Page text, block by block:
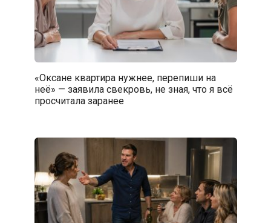
«Оксане квартира нужнее, перепиши на
неё» — заявила свекровь, не зная, что я всё
просчитала заранее